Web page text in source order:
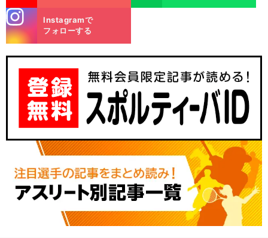
m
Instagramで
フォローする